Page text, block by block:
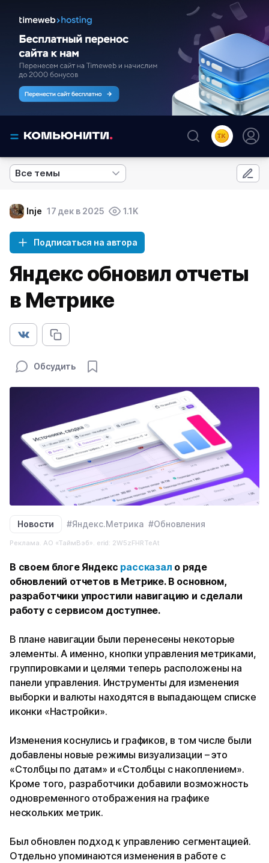
Все темы
Inje 17 дек в 2025 1.1K
Подписаться на автора
Яндекс обновил отчеты
в Метрике
Обсудить
Новости #Яндекс.Метрика #Обновления
Реклама. АО «ТаймВэб». erid: 2W5zFHRTeAt
В своем блоге Яндекс рассказал о ряде
обновлений отчетов в Метрике. В основном,
разработчики упростили навигацию и сделали
работу с сервисом доступнее.
В плане навигации были перенесены некоторые
элементы. А именно, кнопки управления метриками,
группировками и целями теперь расположены на
панели управления. Инструменты для изменения
выборки и валюты находятся в выпадающем списке
иконки «Настройки».
Изменения коснулись и графиков, в том числе были
добавлены новые режимы визуализации – это
«Столбцы по датам» и «Столбцы с накоплением».
Кроме того, разработчики добавили возможность
одновременного отображения на графике
нескольких метрик.
Был обновлен подход к управлению сегментацией.
Отдельно упоминаются изменения в работе с